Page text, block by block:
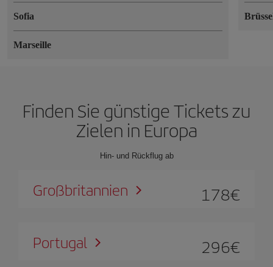
Sofia
Marseille
Finden Sie günstige Tickets zu
Zielen in Europa
Hin- und Rückflug ab
Großbritannien 178€
Portugal 296€